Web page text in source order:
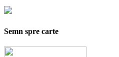
Semn spre carte